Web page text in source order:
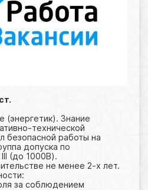
(энергетик). Знание
технической
безопасной работы на
допуска по
(до 1000В).
не менее 2-х лет.
за соблюдением